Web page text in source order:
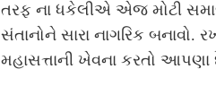
તરફ ના ધકેલીએ એજ મોટી
સંતાનોને સારા નાગરિક
મહાસત્તાની ખેવના કરતો